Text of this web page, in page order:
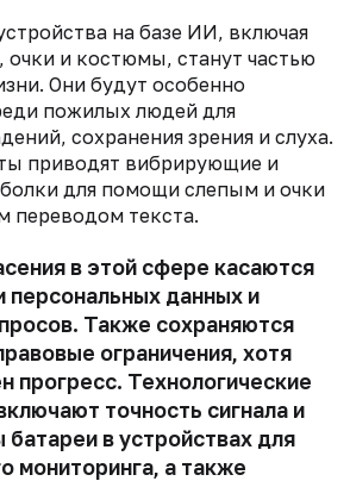
на базе ИИ, включая
очки и костюмы, станут частью
Они будут особенно
пожилых людей для
сохранения зрения и слуха.
приводят вибрирующие и
для помощи слепым и очки
переводом текста.
в этой сфере касаются
персональных данных и
Также сохраняются
ограничения, хотя
прогресс. Технологические
точность сигнала и
в устройствах для
мониторинга, а также